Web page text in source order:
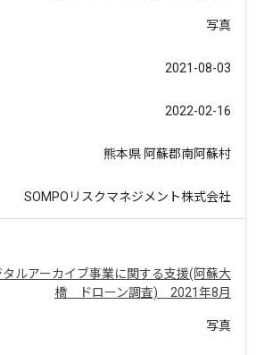
写真
2021-08-03
2022-02-16
熊本県 阿蘇郡南阿蘇村
SOMPOリスクマネジメント株式会社
ルアーカイブ事業に関する支援(阿蘇大
橋 ドローン調査) 2021年8月
写真